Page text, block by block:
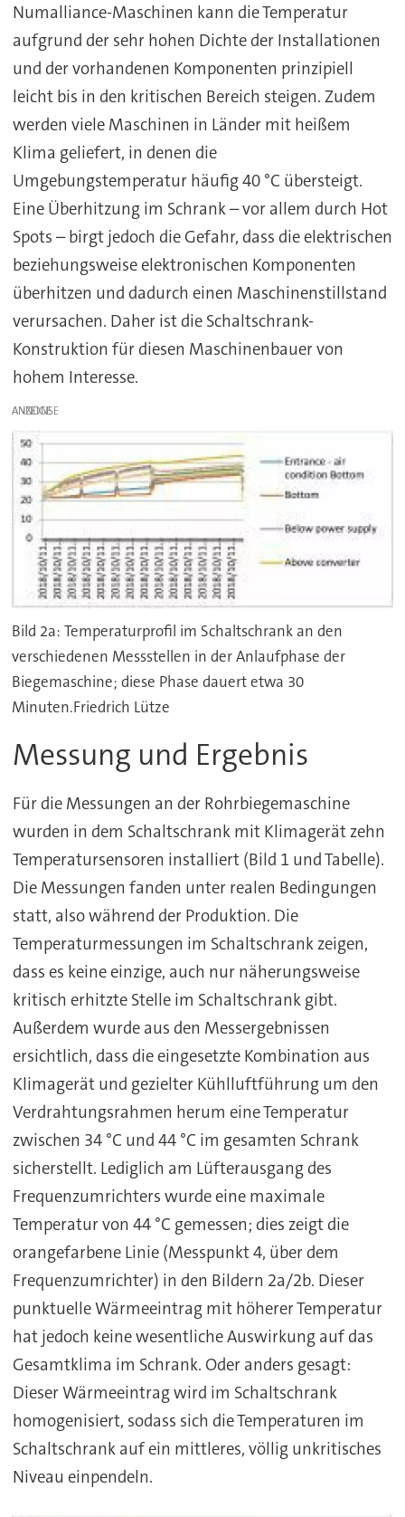
Numalliance-Maschinen kann die Temperatur
aufgrund der sehr hohen Dichte der Installationen
und der vorhandenen Komponenten prinzipiell
leicht bis in den kritischen Bereich steigen. Zudem
werden viele Maschinen in Länder mit heißem
Klima geliefert, in denen die
Umgebungstemperatur häufig 40 °C übersteigt.
Eine Überhitzung im Schrank – vor allem durch Hot
Spots – birgt jedoch die Gefahr, dass die elektrischen
beziehungsweise elektronischen Komponenten
überhitzen und dadurch einen Maschinenstillstand
verursachen. Daher ist die Schaltschrank-
Konstruktion für diesen Maschinenbauer von
hohem Interesse.
ANZEIGE
Bild 2a: Temperaturprofil im Schaltschrank an den
verschiedenen Messstellen in der Anlaufphase der
Biegemaschine; diese Phase dauert etwa 30
Minuten.Friedrich Lütze
Messung und Ergebnis
Für die Messungen an der Rohrbiegemaschine
wurden in dem Schaltschrank mit Klimagerät zehn
Temperatursensoren installiert (Bild 1 und Tabelle).
Die Messungen fanden unter realen Bedingungen
statt, also während der Produktion. Die
Temperaturmessungen im Schaltschrank zeigen,
dass es keine einzige, auch nur näherungsweise
kritisch erhitzte Stelle im Schaltschrank gibt.
Außerdem wurde aus den Messergebnissen
ersichtlich, dass die eingesetzte Kombination aus
Klimagerät und gezielter Kühlluftführung um den
Verdrahtungsrahmen herum eine Temperatur
zwischen 34 °C und 44 °C im gesamten Schrank
sicherstellt. Lediglich am Lüfterausgang des
Frequenzumrichters wurde eine maximale
Temperatur von 44 °C gemessen; dies zeigt die
orangefarbene Linie (Messpunkt 4, über dem
Frequenzumrichter) in den Bildern 2a/2b. Dieser
punktuelle Wärmeeintrag mit höherer Temperatur
hat jedoch keine wesentliche Auswirkung auf das
Gesamtklima im Schrank. Oder anders gesagt:
Dieser Wärmeeintrag wird im Schaltschrank
homogenisiert, sodass sich die Temperaturen im
Schaltschrank auf ein mittleres, völlig unkritisches
Niveau einpendeln.